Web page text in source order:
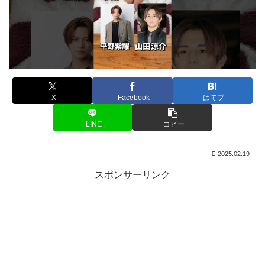
X Facebook はてブ
LINE コピー
2025.02.19
スポンサーリンク